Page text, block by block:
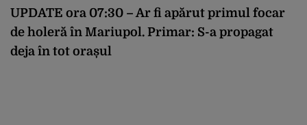
UPDATE ora 07:30 – Ar fi apărut primul focar
de holeră în Mariupol. Primar: S-a propagat
deja în tot orașul